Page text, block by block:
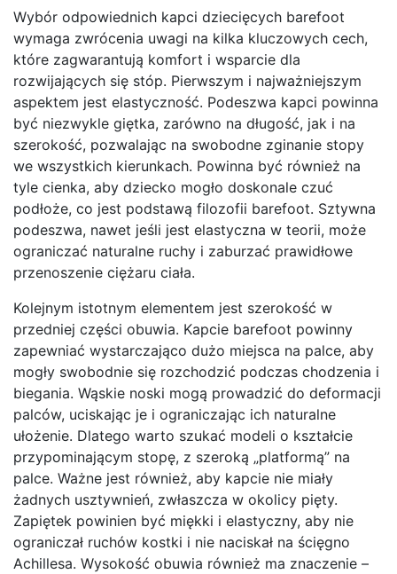
Wybór odpowiednich kapci dziecięcych barefoot
wymaga zwrócenia uwagi na kilka kluczowych cech,
które zagwarantują komfort i wsparcie dla
rozwijających się stóp. Pierwszym i najważniejszym
aspektem jest elastyczność. Podeszwa kapci powinna
być niezwykle giętka, zarówno na długość, jak i na
szerokość, pozwalając na swobodne zginanie stopy
we wszystkich kierunkach. Powinna być również na
tyle cienka, aby dziecko mogło doskonale czuć
podłoże, co jest podstawą filozofii barefoot. Sztywna
podeszwa, nawet jeśli jest elastyczna w teorii, może
ograniczać naturalne ruchy i zaburzać prawidłowe
przenoszenie ciężaru ciała.
Kolejnym istotnym elementem jest szerokość w
przedniej części obuwia. Kapcie barefoot powinny
zapewniać wystarczająco dużo miejsca na palce, aby
mogły swobodnie się rozchodzić podczas chodzenia i
biegania. Wąskie noski mogą prowadzić do deformacji
palców, uciskając je i ograniczając ich naturalne
ułożenie. Dlatego warto szukać modeli o kształcie
przypominającym stopę, z szeroką „platformą” na
palce. Ważne jest również, aby kapcie nie miały
żadnych usztywnień, zwłaszcza w okolicy pięty.
Zapiętek powinien być miękki i elastyczny, aby nie
ograniczał ruchów kostki i nie naciskał na ścięgno
Achillesa. Wysokość obuwia również ma znaczenie –